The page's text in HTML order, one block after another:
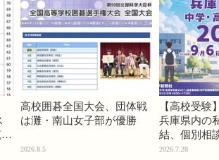
高校囲碁全国大会、団体戦
は灘・南山女子部が優勝
2026.8.5
【高校受験
兵庫県内の
結、個別相
2026.7.28